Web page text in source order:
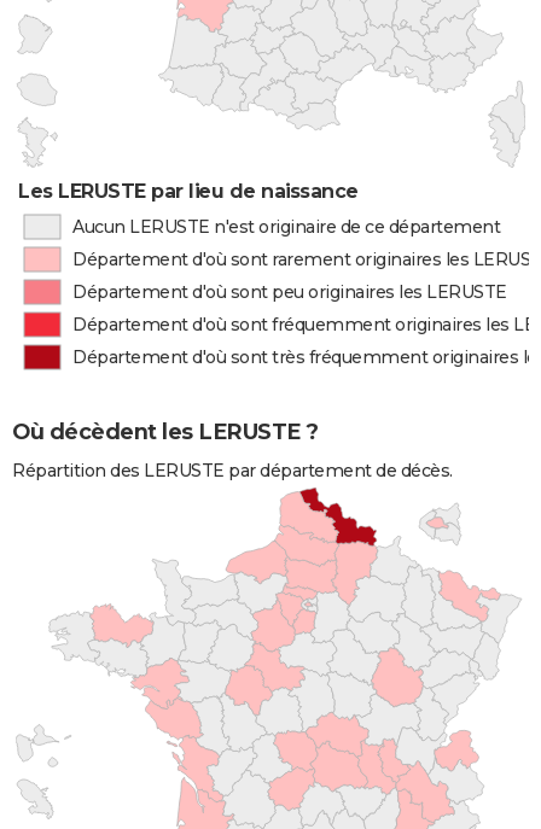
Les LERUSTE par lieu de naissance
Aucun LERUSTE n'est originaire de ce département
Département d'où sont rarement originaires les
Département d'où sont peu originaires les LERUSTE
Département d'où sont fréquemment originaires les
Département d'où sont très fréquemment originaires
Où décèdent les LERUSTE ?
Répartition des LERUSTE par département de décès.